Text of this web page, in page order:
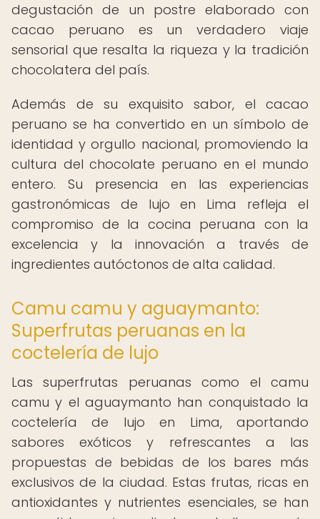
degustación de un postre elaborado con
cacao peruano es un verdadero viaje
sensorial que resalta la riqueza y la tradición
chocolatera del país.
Además de su exquisito sabor, el cacao
peruano se ha convertido en un símbolo de
identidad y orgullo nacional, promoviendo la
cultura del chocolate peruano en el mundo
entero. Su presencia en las experiencias
gastronómicas de lujo en Lima refleja el
compromiso de la cocina peruana con la
excelencia y la innovación a través de
ingredientes autóctonos de alta calidad.
Camu camu y aguaymanto:
Superfrutas peruanas en la
coctelería de lujo
Las superfrutas peruanas como el camu
camu y el aguaymanto han conquistado la
coctelería de lujo en Lima, aportando
sabores exóticos y refrescantes a las
propuestas de bebidas de los bares más
exclusivos de la ciudad. Estas frutas, ricas en
antioxidantes y nutrientes esenciales, se han